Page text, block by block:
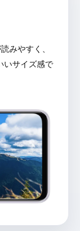
みやすく、
いサイズ感で